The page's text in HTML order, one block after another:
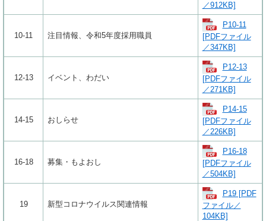
／912KB]
10-11 注目情報、令和5年度採用職員
P10-11
[PDFファイル
／347KB]
12-13 イベント、わだい
P12-13
[PDFファイル
／271KB]
14-15 おしらせ
P14-15
[PDFファイル
／226KB]
16-18 募集・もよおし
P16-18
[PDFファイル
／504KB]
19 新型コロナウイルス関連情報
P19 [PDF
ファイル／
104KB]